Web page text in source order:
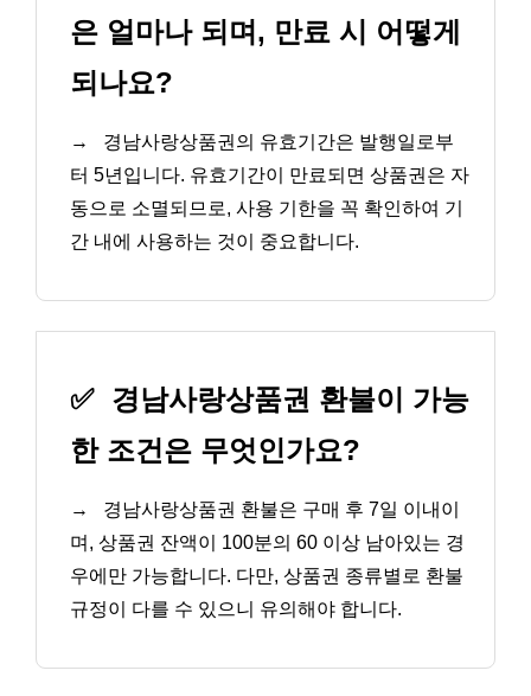
은 얼마나 되며, 만료 시 어떻게
되나요?
→
경남사랑상품권의 유효기간은 발행일로부
터 5년입니다. 유효기간이 만료되면 상품권은 자
동으로 소멸되므로, 사용 기한을 꼭 확인하여 기
간 내에 사용하는 것이 중요합니다.
✅ 경남사랑상품권 환불이 가능
한 조건은 무엇인가요?
→
경남사랑상품권 환불은 구매 후 7일 이내이
며, 상품권 잔액이 100분의 60 이상 남아있는 경
우에만 가능합니다. 다만, 상품권 종류별로 환불
규정이 다를 수 있으니 유의해야 합니다.